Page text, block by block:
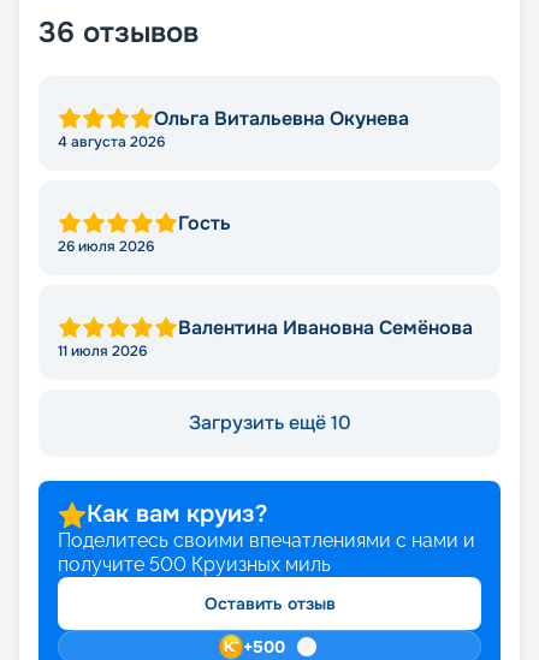
36 отзывов
Ольга Витальевна Окунева
4 августа 2026
Гость
26 июля 2026
Валентина Ивановна Семёнова
11 июля 2026
Загрузить ещё 10
Как вам круиз?
Поделитесь своими впечатлениями с нами и
получите 500 Круизных миль
Оставить отзыв
+500